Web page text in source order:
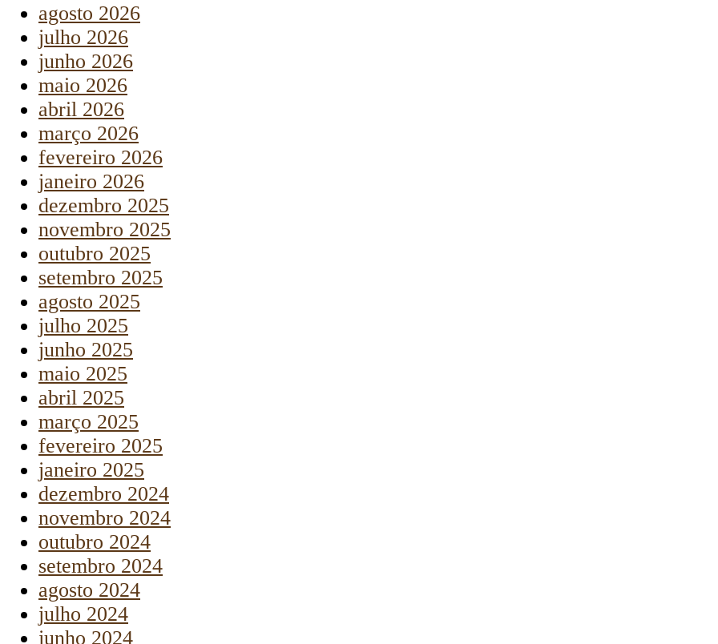
agosto 2026
julho 2026
junho 2026
maio 2026
abril 2026
março 2026
fevereiro 2026
janeiro 2026
dezembro 2025
novembro 2025
outubro 2025
setembro 2025
agosto 2025
julho 2025
junho 2025
maio 2025
abril 2025
março 2025
fevereiro 2025
janeiro 2025
dezembro 2024
novembro 2024
outubro 2024
setembro 2024
agosto 2024
julho 2024
junho 2024